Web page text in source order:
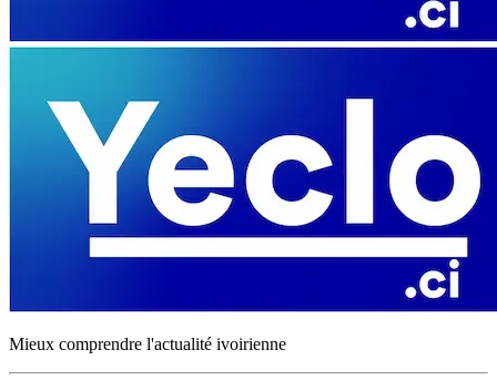
Mieux comprendre l'actualité ivoirienne